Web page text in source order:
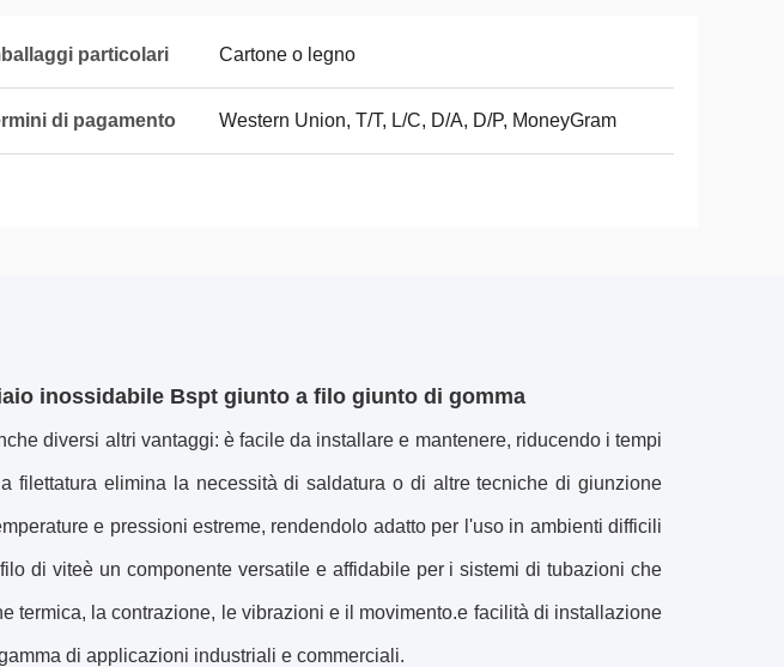
particolari Cartone o legno
di pagamento Western Union, T/T, L/C, D/A, D/P, MoneyGram
inossidabile Bspt giunto a filo giunto di gomma
diversi altri vantaggi: è facile da installare e mantenere, riducendo i tempi
filettatura elimina la necessità di saldatura o di altre tecniche di giunzione
e pressioni estreme, rendendolo adatto per l'uso in ambienti difficili
di viteè un componente versatile e affidabile per i sistemi di tubazioni che
termica, la contrazione, le vibrazioni e il movimento.e facilità di installazione
di applicazioni industriali e commerciali.